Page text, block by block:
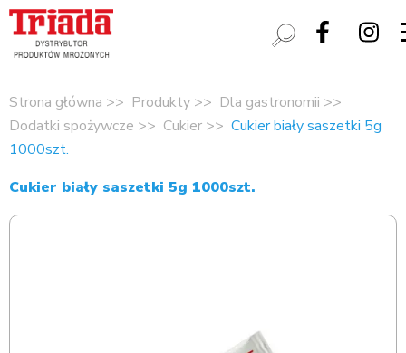
Strona główna Produkty
Dla gastronomii
Dodatki spożywcze
Cukier
Cukier biały saszetki 5g
1000szt.
Cukier biały saszetki 5g 1000szt.